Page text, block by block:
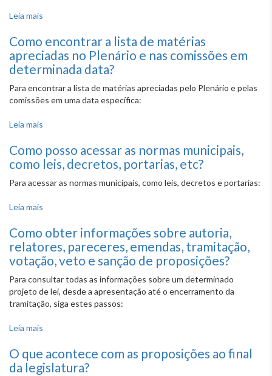
Leia mais
Como encontrar a lista de matérias
apreciadas no Plenário e nas comissões em
determinada data?
Para encontrar a lista de matérias apreciadas pelo Plenário e pelas
comissões em uma data específica:
Leia mais
Como posso acessar as normas municipais,
como leis, decretos, portarias, etc?
Para acessar as normas municipais, como leis, decretos e portarias:
Leia mais
Como obter informações sobre autoria,
relatores, pareceres, emendas, tramitação,
votação, veto e sanção de proposições?
Para consultar todas as informações sobre um determinado
projeto de lei, desde a apresentação até o encerramento da
tramitação, siga estes passos:
Leia mais
de proposições?
O que acontece com as proposições ao final
da legislatura?